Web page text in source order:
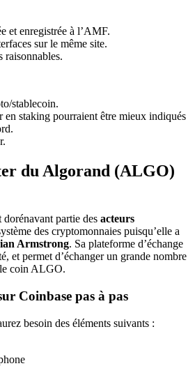
et enregistrée à l’AMF.
sur le même site.
raisonnables.
stablecoin.
en staking pourraient être mieux indiqués
du Algorand (ALGO)
dorénavant partie des acteurs
des cryptomonnaies puisqu’elle a
Armstrong. Sa plateforme d’échange
et permet d’échanger un grande nombre
coin ALGO.
Coinbase pas à pas
besoin des éléments suivants :